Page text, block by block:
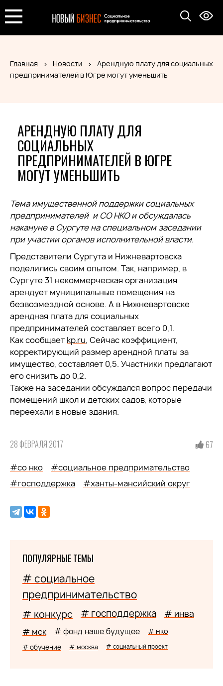
Главная Новости
Арендную плату для социальных
предпринимателей в Югре могут уменьшить
АРЕНДНУЮ ПЛАТУ ДЛЯ
СОЦИАЛЬНЫХ
ПРЕДПРИНИМАТЕЛЕЙ В ЮГРЕ
МОГУТ УМЕНЬШИТЬ
Тема имущественной поддержки социальных
предпринимателей и СО НКО и обсуждалась
накануне в Сургуте на специальном заседании
при участии органов исполнительной власти.
Представители Сургута и Нижневартовска
поделились своим опытом. Так, например, в
Сургуте 31 некоммерческая организация
арендует муниципальные помещения на
безвозмездной основе. А в Нижневартовске
арендная плата для социальных
предпринимателей составляет всего 0,1.
Как сообщает kp.ru, Сейчас коэффициент,
корректирующий размер арендной платы за
имущество, составляет 0,5. Участники предлагают
его снизить до 0,2.
Также на заседании обсуждался вопрос передачи
помещений школ и детских садов, которые
переехали в новые здания.
28 ФЕВРАЛЯ 2017 67
#co нко
#социальное предпримательство
#господдержка
#ханты-мансийский округ
ПОПУЛЯРНЫЕ ТЕМЫ
# социальное
предпринимательство
# конкурс # господдержка # инва
# мск # фонд наше будущее # нко
# обучение # москва # социальный проект